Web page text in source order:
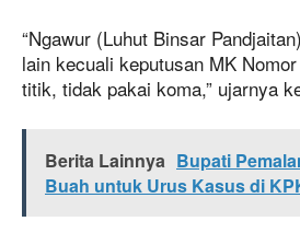
“Ngawur (Luhut Binsar
lain kecuali keputusan MK
titik, tidak pakai koma,” ujarnya
Berita Lainnya Bupati
Buah untuk Urus Kasus di